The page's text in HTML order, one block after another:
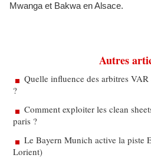
Mwanga et Bakwa en Alsace.
Autres
Quelle influence des arbitres
?
Comment exploiter les clean
paris ?
Le Bayern Munich active la piste
Lorient)